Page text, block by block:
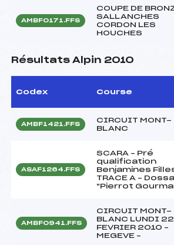
AMBF0171.FFS
COUPE DE
SALLANCHES
CORDON LES
HOUCHES
Résultats Alpin 2010
Codex Course
AMBF1421.FFS
CIRCUIT MONT-
BLANC
ASAF1264.FFS
SCARA – Pré
qualification
Benjamines
TRACE A –
"Pierrot
AMBF0941.FFS
CIRCUIT MONT-
BLANC LUNDI 22
FEVRIER 2010 –
MEGEVE –